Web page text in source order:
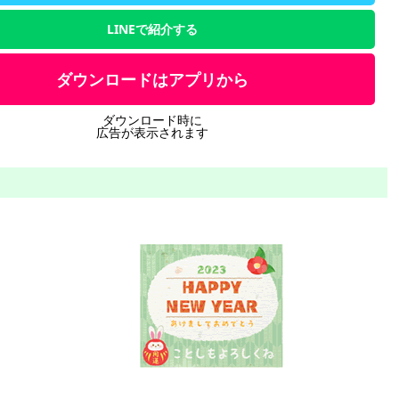
LINEで紹介する
ダウンロードはアプリから
ダウンロード時に
広告が表示されます